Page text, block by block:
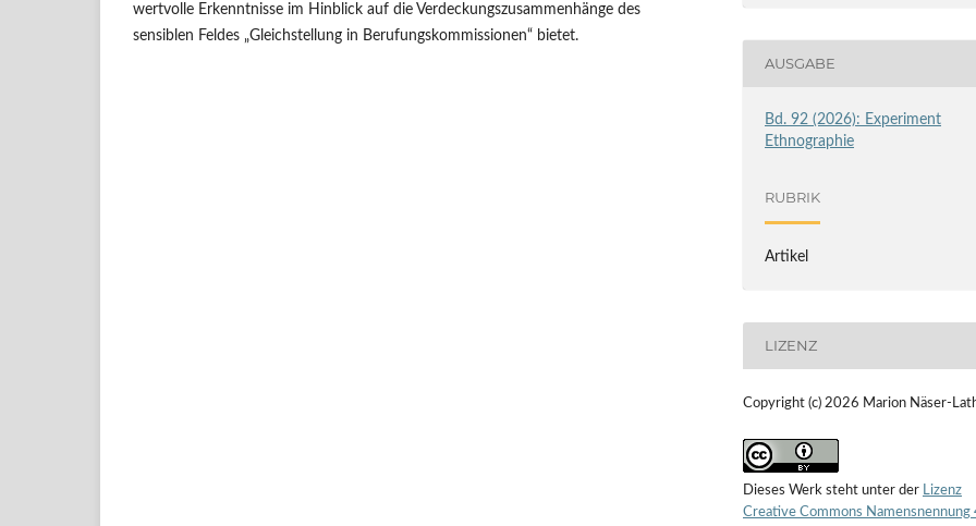
wertvolle Erkenntnisse im Hinblick auf die Verdeckungszusammenhänge des
sensiblen Feldes „Gleichstellung in Berufungskommissionen“ bietet.
AUSGABE
Bd. 92 (2026): Experiment
Ethnographie
RUBRIK
Artikel
LIZENZ
Copyright (c) 2026 Marion Näser-
Dieses Werk steht unter der Lizenz
Creative Commons Namensnennung